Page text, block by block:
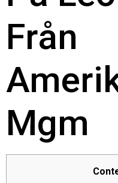
Från
Mgm